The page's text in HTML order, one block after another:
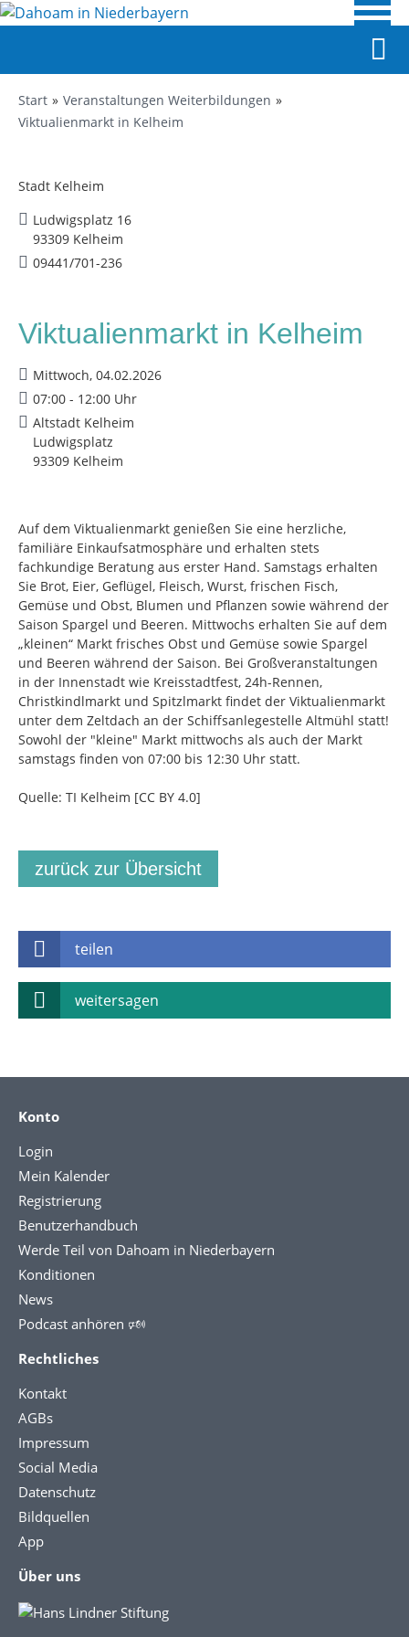
Start
Veranstaltungen Weiterbildungen
Viktualienmarkt in Kelheim
Stadt Kelheim
Ludwigsplatz 16
93309 Kelheim
09441/701-236
Viktualienmarkt in Kelheim
Mittwoch, 04.02.2026
07:00 - 12:00 Uhr
Altstadt Kelheim
Ludwigsplatz
93309 Kelheim
Auf dem Viktualienmarkt genießen Sie eine herzliche,
familiäre Einkaufsatmosphäre und erhalten stets
fachkundige Beratung aus erster Hand. Samstags erhalten
Sie Brot, Eier, Geflügel, Fleisch, Wurst, frischen Fisch,
Gemüse und Obst, Blumen und Pflanzen sowie während der
Saison Spargel und Beeren. Mittwochs erhalten Sie auf dem
„kleinen“ Markt frisches Obst und Gemüse sowie Spargel
und Beeren während der Saison. Bei Großveranstaltungen
in der Innenstadt wie Kreisstadtfest, 24h-Rennen,
Christkindlmarkt und Spitzlmarkt findet der Viktualienmarkt
unter dem Zeltdach an der Schiffsanlegestelle Altmühl statt!
Sowohl der "kleine" Markt mittwochs als auch der Markt
samstags finden von 07:00 bis 12:30 Uhr statt.
Quelle: TI Kelheim [CC BY 4.0]
zurück zur Übersicht
teilen
weitersagen
Konto
Login
Mein Kalender
Registrierung
Benutzerhandbuch
Werde Teil von Dahoam in Niederbayern
Konditionen
News
Podcast anhören 🕬
Rechtliches
Kontakt
AGBs
Impressum
Social Media
Datenschutz
Bildquellen
App
Über uns